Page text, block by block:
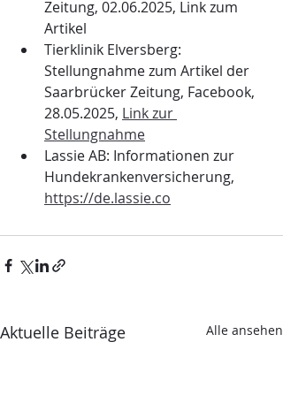
Zeitung, 02.06.2025, Link zum
Artikel
Tierklinik Elversberg:
Stellungnahme zum Artikel der
Saarbrücker Zeitung, Facebook,
28.05.2025, Link zur
Stellungnahme
Lassie AB: Informationen zur
Hundekrankenversicherung,
https://de.lassie.co
Aktuelle Beiträge Alle ansehen